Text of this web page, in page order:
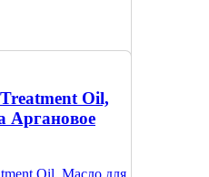
Oil,
Аргановое